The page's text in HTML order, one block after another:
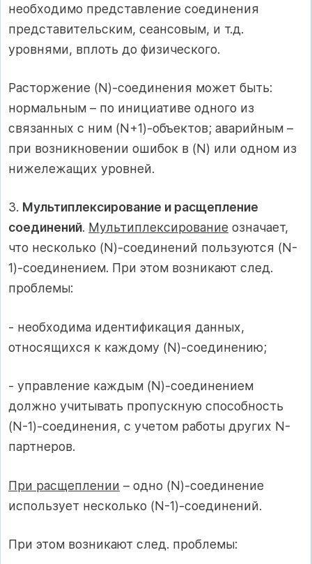
необходимо представление соединения
представительским, сеансовым, и т.д.
уровнями, вплоть до физического.
Расторжение (N)-соединения может быть:
нормальным – по инициативе одного из
связанных с ним (N+1)-объектов; аварийным –
при возникновении ошибок в (N) или одном из
нижележащих уровней.
3. Мультиплексирование и расщепление
соединений. Мультиплексирование означает,
что несколько (N)-соединений пользуются (N-
1)-соединением. При этом возникают след.
проблемы:
- необходима идентификация данных,
относящихся к каждому (N)-соединению;
- управление каждым (N)-соединением
должно учитывать пропускную способность
(N-1)-соединения, с учетом работы других N-
партнеров.
При расщеплении – одно (N)-соединение
использует несколько (N-1)-соединений.
При этом возникают след. проблемы: